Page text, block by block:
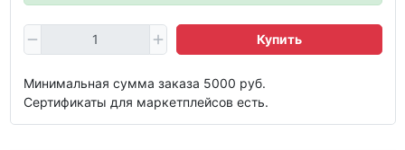
Купить
Минимальная сумма заказа 5000 руб.
Сертификаты для маркетплейсов есть.